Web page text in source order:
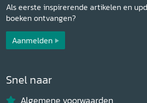
Als eerste inspirerende artikelen en
boeken ontvangen?
Aanmelden
Snel naar